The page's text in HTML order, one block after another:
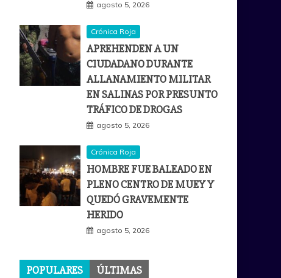
agosto 5, 2026
Crónica Roja
APREHENDEN A UN
CIUDADANO DURANTE
ALLANAMIENTO MILITAR
EN SALINAS POR PRESUNTO
TRÁFICO DE DROGAS
agosto 5, 2026
Crónica Roja
HOMBRE FUE BALEADO EN
PLENO CENTRO DE MUEY Y
QUEDÓ GRAVEMENTE
HERIDO
agosto 5, 2026
POPULARES ÚLTIMAS